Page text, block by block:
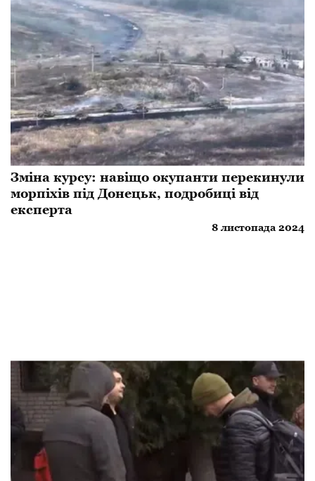
Зміна курсу: навіщо окупанти перекинули
морпіхів під Донецьк, подробиці від
експерта
8 листопада 2024